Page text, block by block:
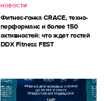
НОВОСТИ
Фитнес-гонка CRACE, техно-
перформанс и более 150
активностей: что ждет гостей
DDX Fitness FEST